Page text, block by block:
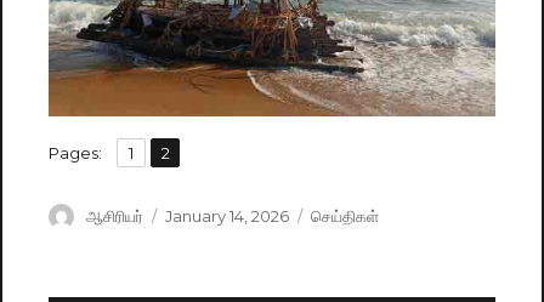
Pages: Page
1 ,
Page
2
Author
ஆசிரியர்
Posted
January 14, 2026 Categories
செய்திகள்